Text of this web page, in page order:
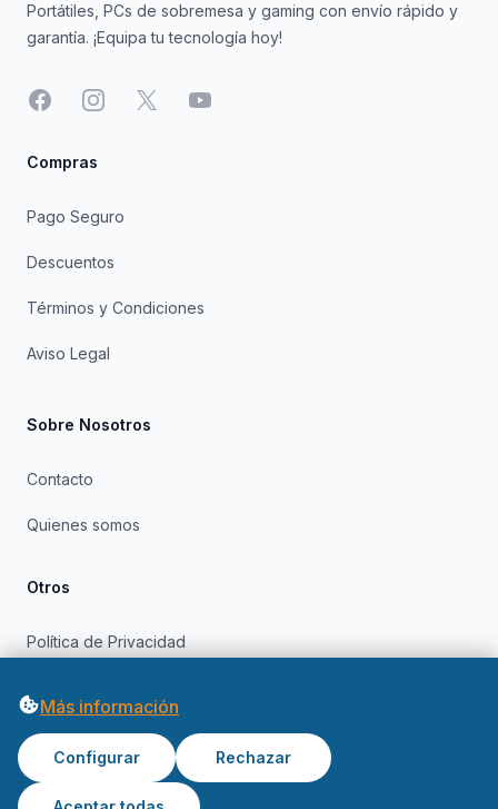
Portátiles, PCs de sobremesa y gaming con envío rápido y
garantía. ¡Equipa tu tecnología hoy!
FacebookInstagram
X YouTube
Compras
Pago Seguro
Descuentos
Términos y Condiciones
Aviso Legal
Sobre Nosotros
Contacto
Quienes somos
Otros
Política de Privacidad
Más información
Configurar Rechazar